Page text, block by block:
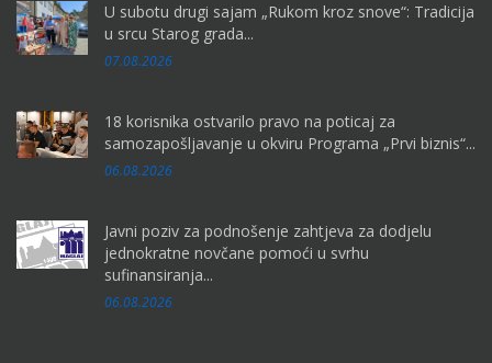
U subotu drugi sajam „Rukom kroz snove“: Tradicija
u srcu Starog grada...
07.08.2026
18 korisnika ostvarilo pravo na poticaj za
samozapošljavanje u okviru Programa „Prvi biznis“...
06.08.2026
Javni poziv za podnošenje zahtjeva za dodjelu
jednokratne novčane pomoći u svrhu
sufinansiranja...
06.08.2026